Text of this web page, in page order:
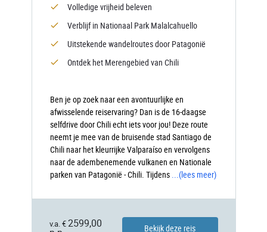
Volledige vrijheid beleven
Verblijf in Nationaal Park Malalcahuello
Uitstekende wandelroutes door Patagonië
Ontdek het Merengebied van Chili
Ben je op zoek naar een avontuurlijke en
afwisselende reiservaring? Dan is de 16-daagse
selfdrive door Chili echt iets voor jou! Deze route
neemt je mee van de bruisende stad Santiago de
Chili naar het kleurrijke Valparaíso en vervolgens
naar de adembenemende vulkanen en Nationale
parken van Patagonië - Chili. Tijdens ...(lees meer)
v.a. € 2599,00
Bekijk deze reis